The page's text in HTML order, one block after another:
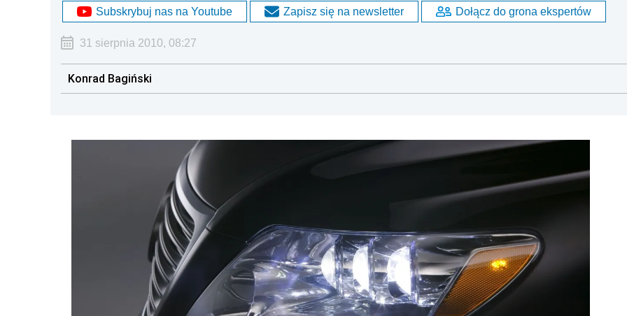
Subskrybuj nas na Youtube Zapisz się na newsletter Dołącz do grona ekspertów
31 sierpnia 2010, 08:27
Konrad Bagiński